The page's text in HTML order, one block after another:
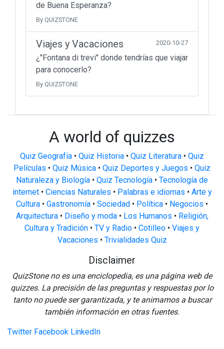
de Buena Esperanza?
By QUIZSTONE
Viajes y Vacaciones 2020-10-27
¿"Fontana di trevi" donde tendrías que viajar
para conocerlo?
By QUIZSTONE
A world of quizzes
Quiz Geografía • Quiz Historia • Quiz Literatura • Quiz
Películas • Quiz Música • Quiz Deportes y Juegos • Quiz
Naturaleza y Biología • Quiz Tecnología • Tecnología de
internet• Ciencias Naturales • Palabras e idiomas • Arte y
Cultura • Gastronomía • Sociedad • Política • Negocios •
Arquitectura• Diseño y moda• Los Humanos • Religión,
Cultura y Tradición • TV y Radio • Cotilleo • Viajes y
Vacaciones • Trivialidades Quiz
Disclaimer
QuizStone no es una enciclopedia, es una página web de
quizzes. La precisión de las preguntas y respuestas por lo
tanto no puede ser garantizada, y te animamos a buscar
también información en otras fuentes.
Twitter Facebook LinkedIn